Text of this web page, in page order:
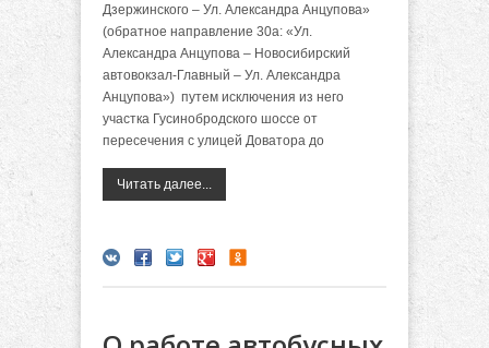
Дзержинского – Ул. Александра Анцупова»
(обратное направление 30а: «Ул.
Александра Анцупова – Новосибирский
автовокзал-Главный – Ул. Александра
Анцупова») путем исключения из него
участка Гусинобродского шоссе от
пересечения с улицей Доватора до
Читать далее...